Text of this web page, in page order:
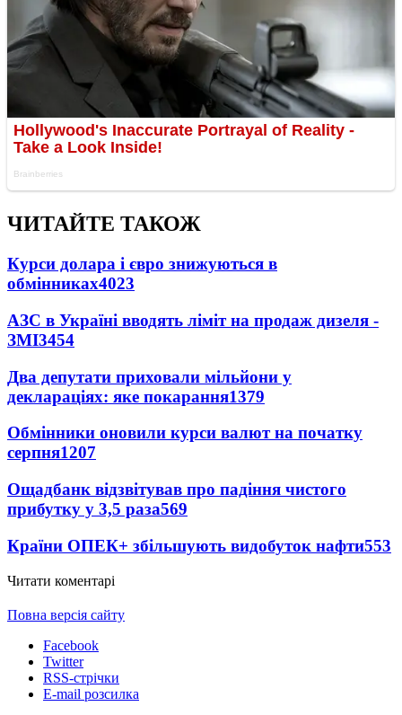
ЧИТАЙТЕ ТАКОЖ
Курси долара і євро знижуються в
обмінниках4023
АЗС в Україні вводять ліміт на продаж дизеля -
ЗМІ3454
Два депутати приховали мільйони у
деклараціях: яке покарання1379
Обмінники оновили курси валют на початку
серпня1207
Ощадбанк відзвітував про падіння чистого
прибутку у 3,5 раза569
Країни ОПЕК+ збільшують видобуток нафти553
Читати коментарі
Повна версія сайту
Facebook
Twitter
RSS-стрічки
E-mail розсилка